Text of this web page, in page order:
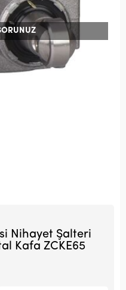
Nihayet Şalteri
Kafa ZCKE65